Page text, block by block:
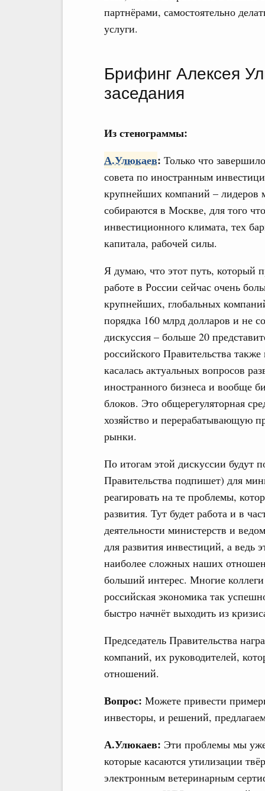
партнёрами, самостоятельно
услуги.
Брифинг Алексея
заседания
Из стенограммы:
А.Улюкаев: Только что
совета по иностранным
крупнейших компаний – лидеров
собираются в Москве, для того
инвестиционного климата, тех
капитала, рабочей силы.
Я думаю, что этот путь, который
работе в России сейчас очень
крупнейших, глобальных
порядка 160 млрд долларов и не
дискуссия – больше 20
российского Правительства
касалась актуальных вопросов
иностранного бизнеса и вообще
блоков. Это общерегуляторная
хозяйство и перерабатывающую
рынки.
По итогам этой дискуссии будут
Правительства подпишет) для
реагировать на те проблемы,
развития. Тут будет работа и в
деятельности министерств и
для развития инвестиций, а ведь
наиболее сложных наших
больший интерес. Многие
российская экономика так
быстро начнёт выходить из
Председатель Правительства
компаний, их руководителей,
отношений.
Вопрос: Можете привести
инвесторы, и решений,
А.Улюкаев: Эти проблемы мы
которые касаются утилизации
электронным ветеринарным